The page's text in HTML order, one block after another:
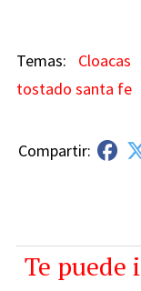
Cloacas
tostado santa fe
Te puede